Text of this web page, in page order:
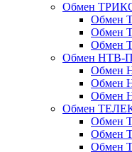
Обмен
Обмен
Обмен
Обмен
Обмен
Обмен
Обмен
Обмен
Обмен
Обмен
Обмен
Обмен